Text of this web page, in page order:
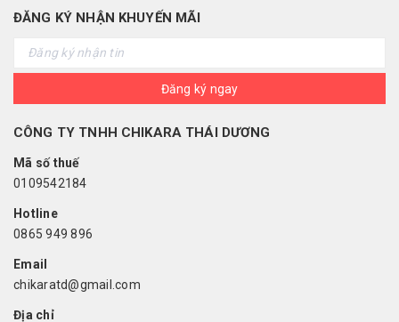
ĐĂNG KÝ NHẬN KHUYẾN MÃI
Đăng ký ngay
CÔNG TY TNHH CHIKARA THÁI DƯƠNG
Mã số thuế
0109542184
Hotline
0865 949 896
Email
chikaratd@gmail.com
Địa chỉ